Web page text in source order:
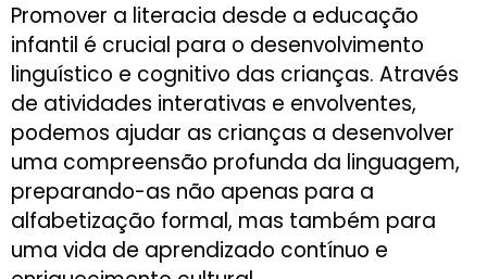
Promover a literacia desde a educação
infantil é crucial para o desenvolvimento
linguístico e cognitivo das crianças. Através
de atividades interativas e envolventes,
podemos ajudar as crianças a desenvolver
uma compreensão profunda da linguagem,
preparando-as não apenas para a
alfabetização formal, mas também para
uma vida de aprendizado contínuo e